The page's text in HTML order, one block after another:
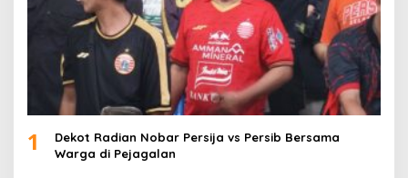
1
Dekot Radian Nobar Persija vs Persib Bersama
Warga di Pejagalan